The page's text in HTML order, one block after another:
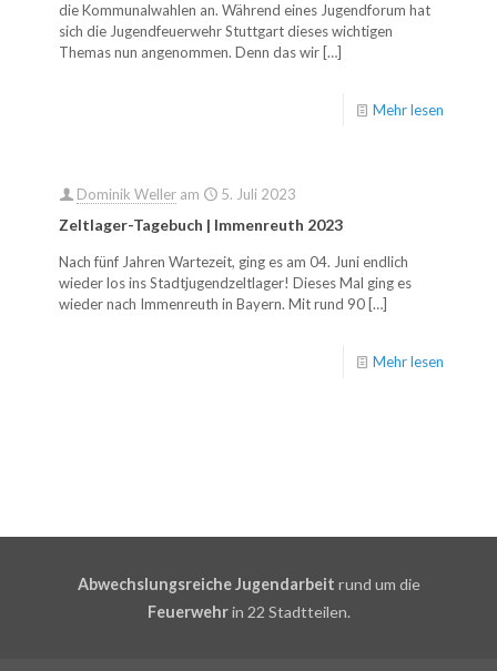
die Kommunalwahlen an. Während eines Jugendforum hat
sich die Jugendfeuerwehr Stuttgart dieses wichtigen
Themas nun angenommen. Denn das wir […]
Mehr lesen
Dominik Weller am 5. Juli 2023
Zeltlager-Tagebuch | Immenreuth 2023
Nach fünf Jahren Wartezeit, ging es am 04. Juni endlich
wieder los ins Stadtjugendzeltlager! Dieses Mal ging es
wieder nach Immenreuth in Bayern. Mit rund 90 […]
Mehr lesen
Abwechslungsreiche Jugendarbeit rund um die
Feuerwehrin 22 Stadtteilen.